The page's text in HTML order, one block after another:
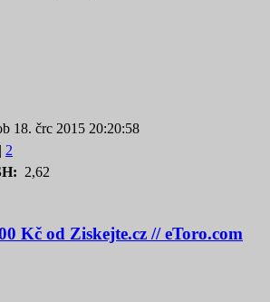
18. črc 2015 20:20:58
| 2
2,62
Kč od Ziskejte.cz // eToro.com